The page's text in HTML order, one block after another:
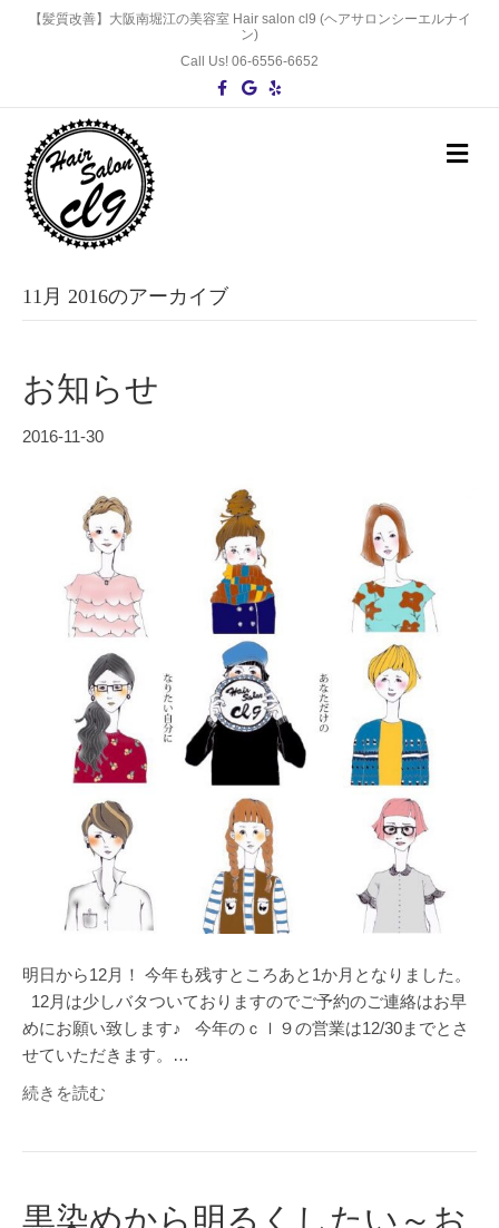
【髪質改善】大阪南堀江の美容室 Hair salon cl9 (ヘアサロンシーエルナイ
ン)
Call Us! 06-6556-6652
c
G
o
l
メ
ニ
11月 2016のアーカイブ
お知らせ
2016-11-30
明日から12月！ 今年も残すところあと1か月となりました。
12月は少しバタついておりますのでご予約のご連絡はお早
めにお願い致します♪ 今年のｃｌ９の営業は12/30までとさ
せていただきます。…
続きを読む
黒染めから明るくしたい～お